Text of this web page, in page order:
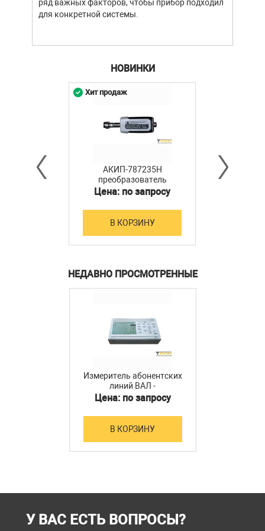
ряд важных факторов, чтобы прибор подходил
для конкретной системы.
НОВИНКИ
АКИП-787235H
преобразователь
мощности
Цена: по запросу
В КОРЗИНУ
Хит продаж
НЕДАВНО ПРОСМОТРЕННЫЕ
Измеритель абонентских
линий ВАЛ -
рефлектометр
Цена: по запросу
В КОРЗИНУ
У ВАС ЕСТЬ ВОПРОСЫ?